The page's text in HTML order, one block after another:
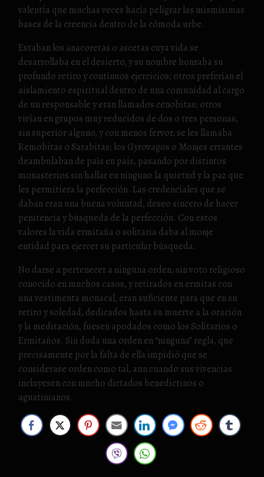
valentía que muchas veces hacía peligrar las mismísimas
bases de la creencia dentro de la cómoda urbe.
Estaban los anacoretas o ascetas cuya vida se
desarrollaba en el desierto, y su nombre honraba su
profundo retiro y continuos ejercicios; otros preferían el
aislamiento espiritual dentro de una comunidad al cargo
de un responsable y eran llamados cenobitas; otros
vivían en grupos muy reducidos de dos o tres personas,
sin superior alguno, y con menos fervor, se les llamaba
Remobitas o Sarabitas; los Gyrovagos o Monjes errantes
deambulaban de país en país, pasando por distintos
monasterios sin hallar en ninguno la quietud y la paz que
les permitiera la perfección. Las credenciales que se
daban eran una buena voluntad, deseo sincero de hacer
penitencia y búsqueda de la perfección. Con estos
valores la vida ermitaña o solitaria daba al monje
entidad para ejercer su particular búsqueda.
No darse a pertenecer a ninguna orden, sin voto religioso
conocido en muchos casos, y retirados en ermitas con
una vestimenta monacal, eran suficiente para que en su
retiro y soledad, dedicados hasta su muerte a la oración
y la meditación, fuesen apodados como los Solitarios o
Ermitaños. Sin duda una orden en “ninguna” regla, que
precisamente por la falta de ella impidió que se
considerase orden como tal, aun cuando sus vivencias
incluyesen con mucho dictados benedictinos o
agustinianos.